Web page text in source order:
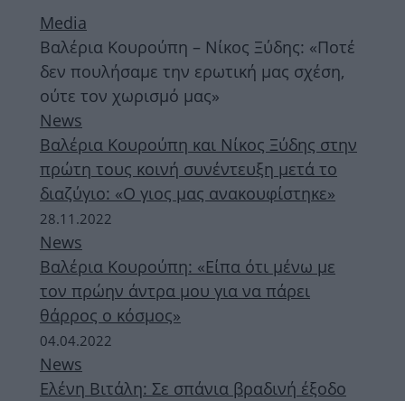
Media
Βαλέρια Κουρούπη – Νίκος Ξύδης: «Ποτέ
δεν πουλήσαμε την ερωτική μας σχέση,
ούτε τον χωρισμό μας»
News
Βαλέρια Κουρούπη και Νίκος Ξύδης στην
πρώτη τους κοινή συνέντευξη μετά το
διαζύγιο: «Ο γιος μας ανακουφίστηκε»
28.11.2022
News
Βαλέρια Κουρούπη: «Είπα ότι μένω με
τον πρώην άντρα μου για να πάρει
θάρρος ο κόσμος»
04.04.2022
News
Ελένη Βιτάλη: Σε σπάνια βραδινή έξοδο